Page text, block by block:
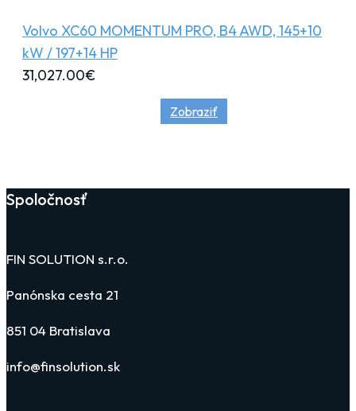
Volvo XC60 MOMENTUM PRO, B4 AWD, 145+10
kW / 197+14 HP
31,027.00€
Zobraziť
Spoločnosť
FIN SOLUTION s.r.o.
Panónska cesta 21
851 04 Bratislava
info@finsolution.sk